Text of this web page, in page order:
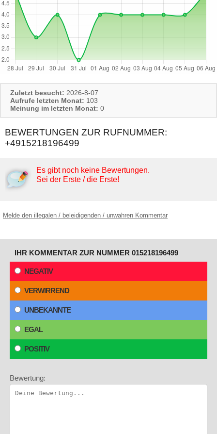
Zuletzt besucht: 2026-8-07
Aufrufe letzten Monat: 103
Meinung im letzten Monat: 0
BEWERTUNGEN ZUR RUFNUMMER:
+4915218196499
Es gibt noch keine Bewertungen.
Sei der Erste / die Erste!
Melde den illegalen / beleidigenden / unwahren Kommentar
IHR KOMMENTAR ZUR NUMMER 015218196499
NEGATIV
VERWIRREND
UNBEKANNTE
EGAL
POSITIV
Bewertung: